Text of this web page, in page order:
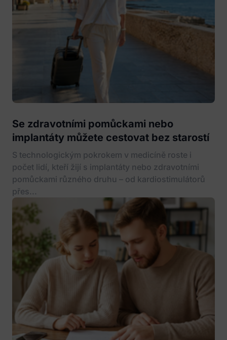
Se zdravotními pomůckami nebo
implantáty můžete cestovat bez starostí
S technologickým pokrokem v medicíně roste i
počet lidí, kteří žijí s implantáty nebo zdravotními
pomůckami různého druhu – od kardiostimulátorů
přes...